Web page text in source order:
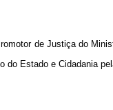
de Justiça do
Estado e Cidadania